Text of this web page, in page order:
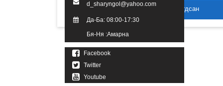
d_sharyngol@yahoo.com
Да-Ба: 08:00-17:30
Бя-Ня :Амарна
Facebook
Twitter
Youtube
2016 он. Бүх эрх хуулиар хамгаалагдсан